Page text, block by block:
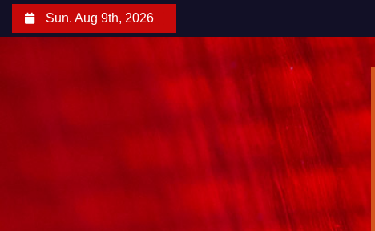
Sun. Aug 9th, 2026